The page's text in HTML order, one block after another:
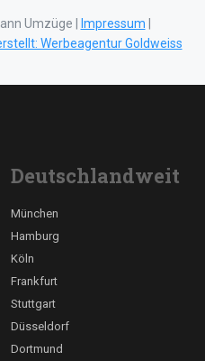
Umzüge | Impressum
Werbeagentur Goldweiss
Deutschlandweit
München
Hamburg
Köln
Frankfurt
Stuttgart
Düsseldorf
Dortmund